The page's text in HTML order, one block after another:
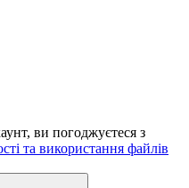
ви погоджуєтеся з
та використання файлів